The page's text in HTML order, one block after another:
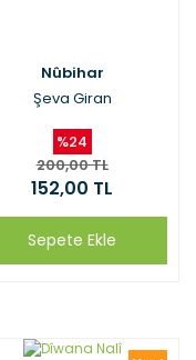
Nûbihar
Şeva Giran
%24
200,00 TL
152,00 TL
Sepete Ekle